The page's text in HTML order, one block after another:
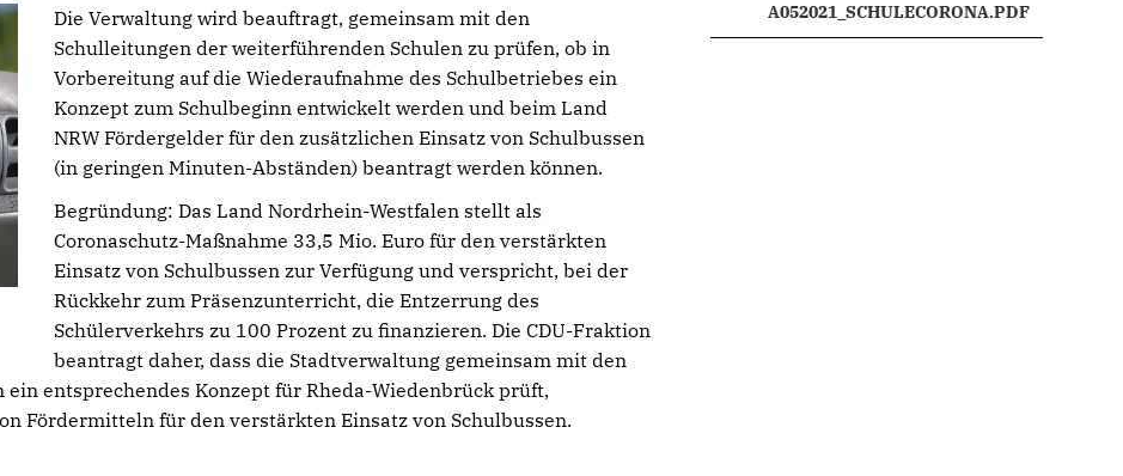
Die Verwaltung wird beauftragt, gemeinsam mit den
Schulleitungen der weiterführenden Schulen zu prüfen, ob in
Vorbereitung auf die Wiederaufnahme des Schulbetriebes ein
Konzept zum Schulbeginn entwickelt werden und beim Land
NRW Fördergelder für den zusätzlichen Einsatz von Schulbussen
(in geringen Minuten-Abständen) beantragt werden können.
Begründung: Das Land Nordrhein-Westfalen stellt als
Coronaschutz-Maßnahme 33,5 Mio. Euro für den verstärkten
Einsatz von Schulbussen zur Verfügung und verspricht, bei der
Rückkehr zum Präsenzunterricht, die Entzerrung des
Schülerverkehrs zu 100 Prozent zu finanzieren. Die CDU-Fraktion
beantragt daher, dass die Stadtverwaltung gemeinsam mit den
entsprechendes Konzept für Rheda-Wiedenbrück prüft,
Fördermitteln für den verstärkten Einsatz von Schulbussen.
A052021_SCHULECORONA.PDF